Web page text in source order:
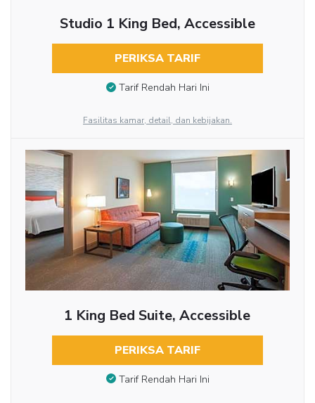
Studio 1 King Bed, Accessible
PERIKSA TARIF
Tarif Rendah Hari Ini
Fasilitas kamar, detail, dan kebijakan.
1 King Bed Suite, Accessible
PERIKSA TARIF
Tarif Rendah Hari Ini